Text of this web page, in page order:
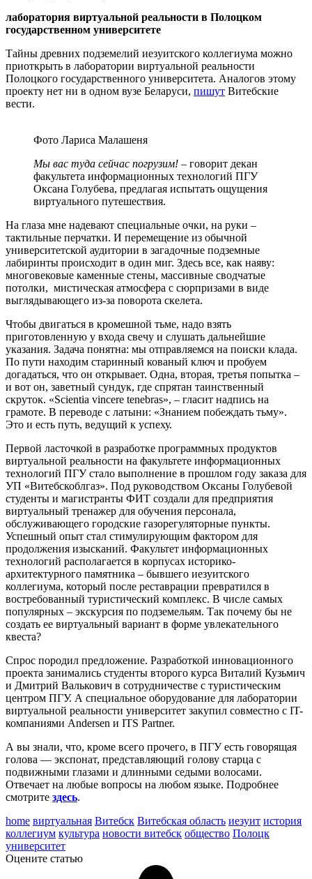
лаборатория виртуальной реальности в Полоцком
государственном университете
Тайны древних подземелий иезуитского коллегиума можно
приоткрыть в лаборатории виртуальной реальности
Полоцкого государственного университета. Аналогов этому
проекту нет ни в одном вузе Беларуси, пишут Витебские
вести.
Фото Лариса Малашеня
Мы вас туда сейчас погрузим! – говорит декан
факультета информационных технологий ПГУ
Оксана Голубева, предлагая испытать ощущения
виртуального путешествия.
На глаза мне надевают специальные очки, на руки –
тактильные перчатки. И перемещение из обычной
университетской аудитории в загадочные подземные
лабиринты происходит в один миг. Здесь все, как наяву:
многовековые каменные стены, массивные сводчатые
потолки, мистическая атмосфера с сюрпризами в виде
выглядывающего из-за поворота скелета.
Чтобы двигаться в кромешной тьме, надо взять
приготовленную у входа свечу и слушать дальнейшие
указания. Задача понятна: мы отправляемся на поиски клада.
По пути находим старинный кованый ключ и пробуем
догадаться, что он открывает. Одна, вторая, третья попытка –
и вот он, заветный сундук, где спрятан таинственный
скруток. «Scientia vincere tenebras», – гласит надпись на
грамоте. В переводе с латыни: «Знанием побеждать тьму».
Это и есть путь, ведущий к успеху.
Первой ласточкой в разработке программных продуктов
виртуальной реальности на факультете информационных
технологий ПГУ стало выполнение в прошлом году заказа для
УП «Витебскоблгаз». Под руководством Оксаны Голубевой
студенты и магистранты ФИТ создали для предприятия
виртуальный тренажер для обучения персонала,
обслуживающего городские газорегуляторные пункты.
Успешный опыт стал стимулирующим фактором для
продолжения изысканий. Факультет информационных
технологий располагается в корпусах историко-
архитектурного памятника – бывшего иезуитского
коллегиума, который после реставрации превратился в
востребованный туристический комплекс. В числе самых
популярных – экскурсия по подземельям. Так почему бы не
создать ее виртуальный вариант в форме увлекательного
квеста?
Спрос породил предложение. Разработкой инновационного
проекта занимались студенты второго курса Виталий Кузьмич
и Дмитрий Валькович в сотрудничестве с туристическим
центром ПГУ. А специальное оборудование для лаборатории
виртуальной реальности университет закупил совместно с IT-
компаниями Andersen и ITS Partner.
А вы знали, что, кроме всего прочего, в ПГУ есть говорящая
голова — экспонат, представляющий голову старца с
подвижными глазами и длинными седыми волосами.
Отвечает на любые вопросы на любом языке. Подробнее
смотрите здесь.
home виртуальная Витебск Витебская область иезуит история
коллегиум культура новости витебск общество Полоцк
университет
Оцените статью